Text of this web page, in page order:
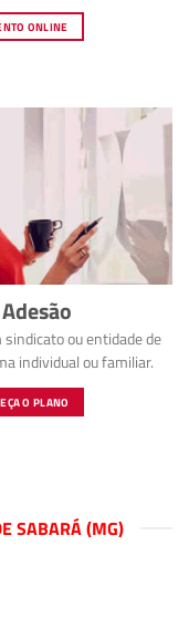
ONLINE
sindicato ou entidade de
individual ou familiar.
O PLANO
SABARÁ (MG)